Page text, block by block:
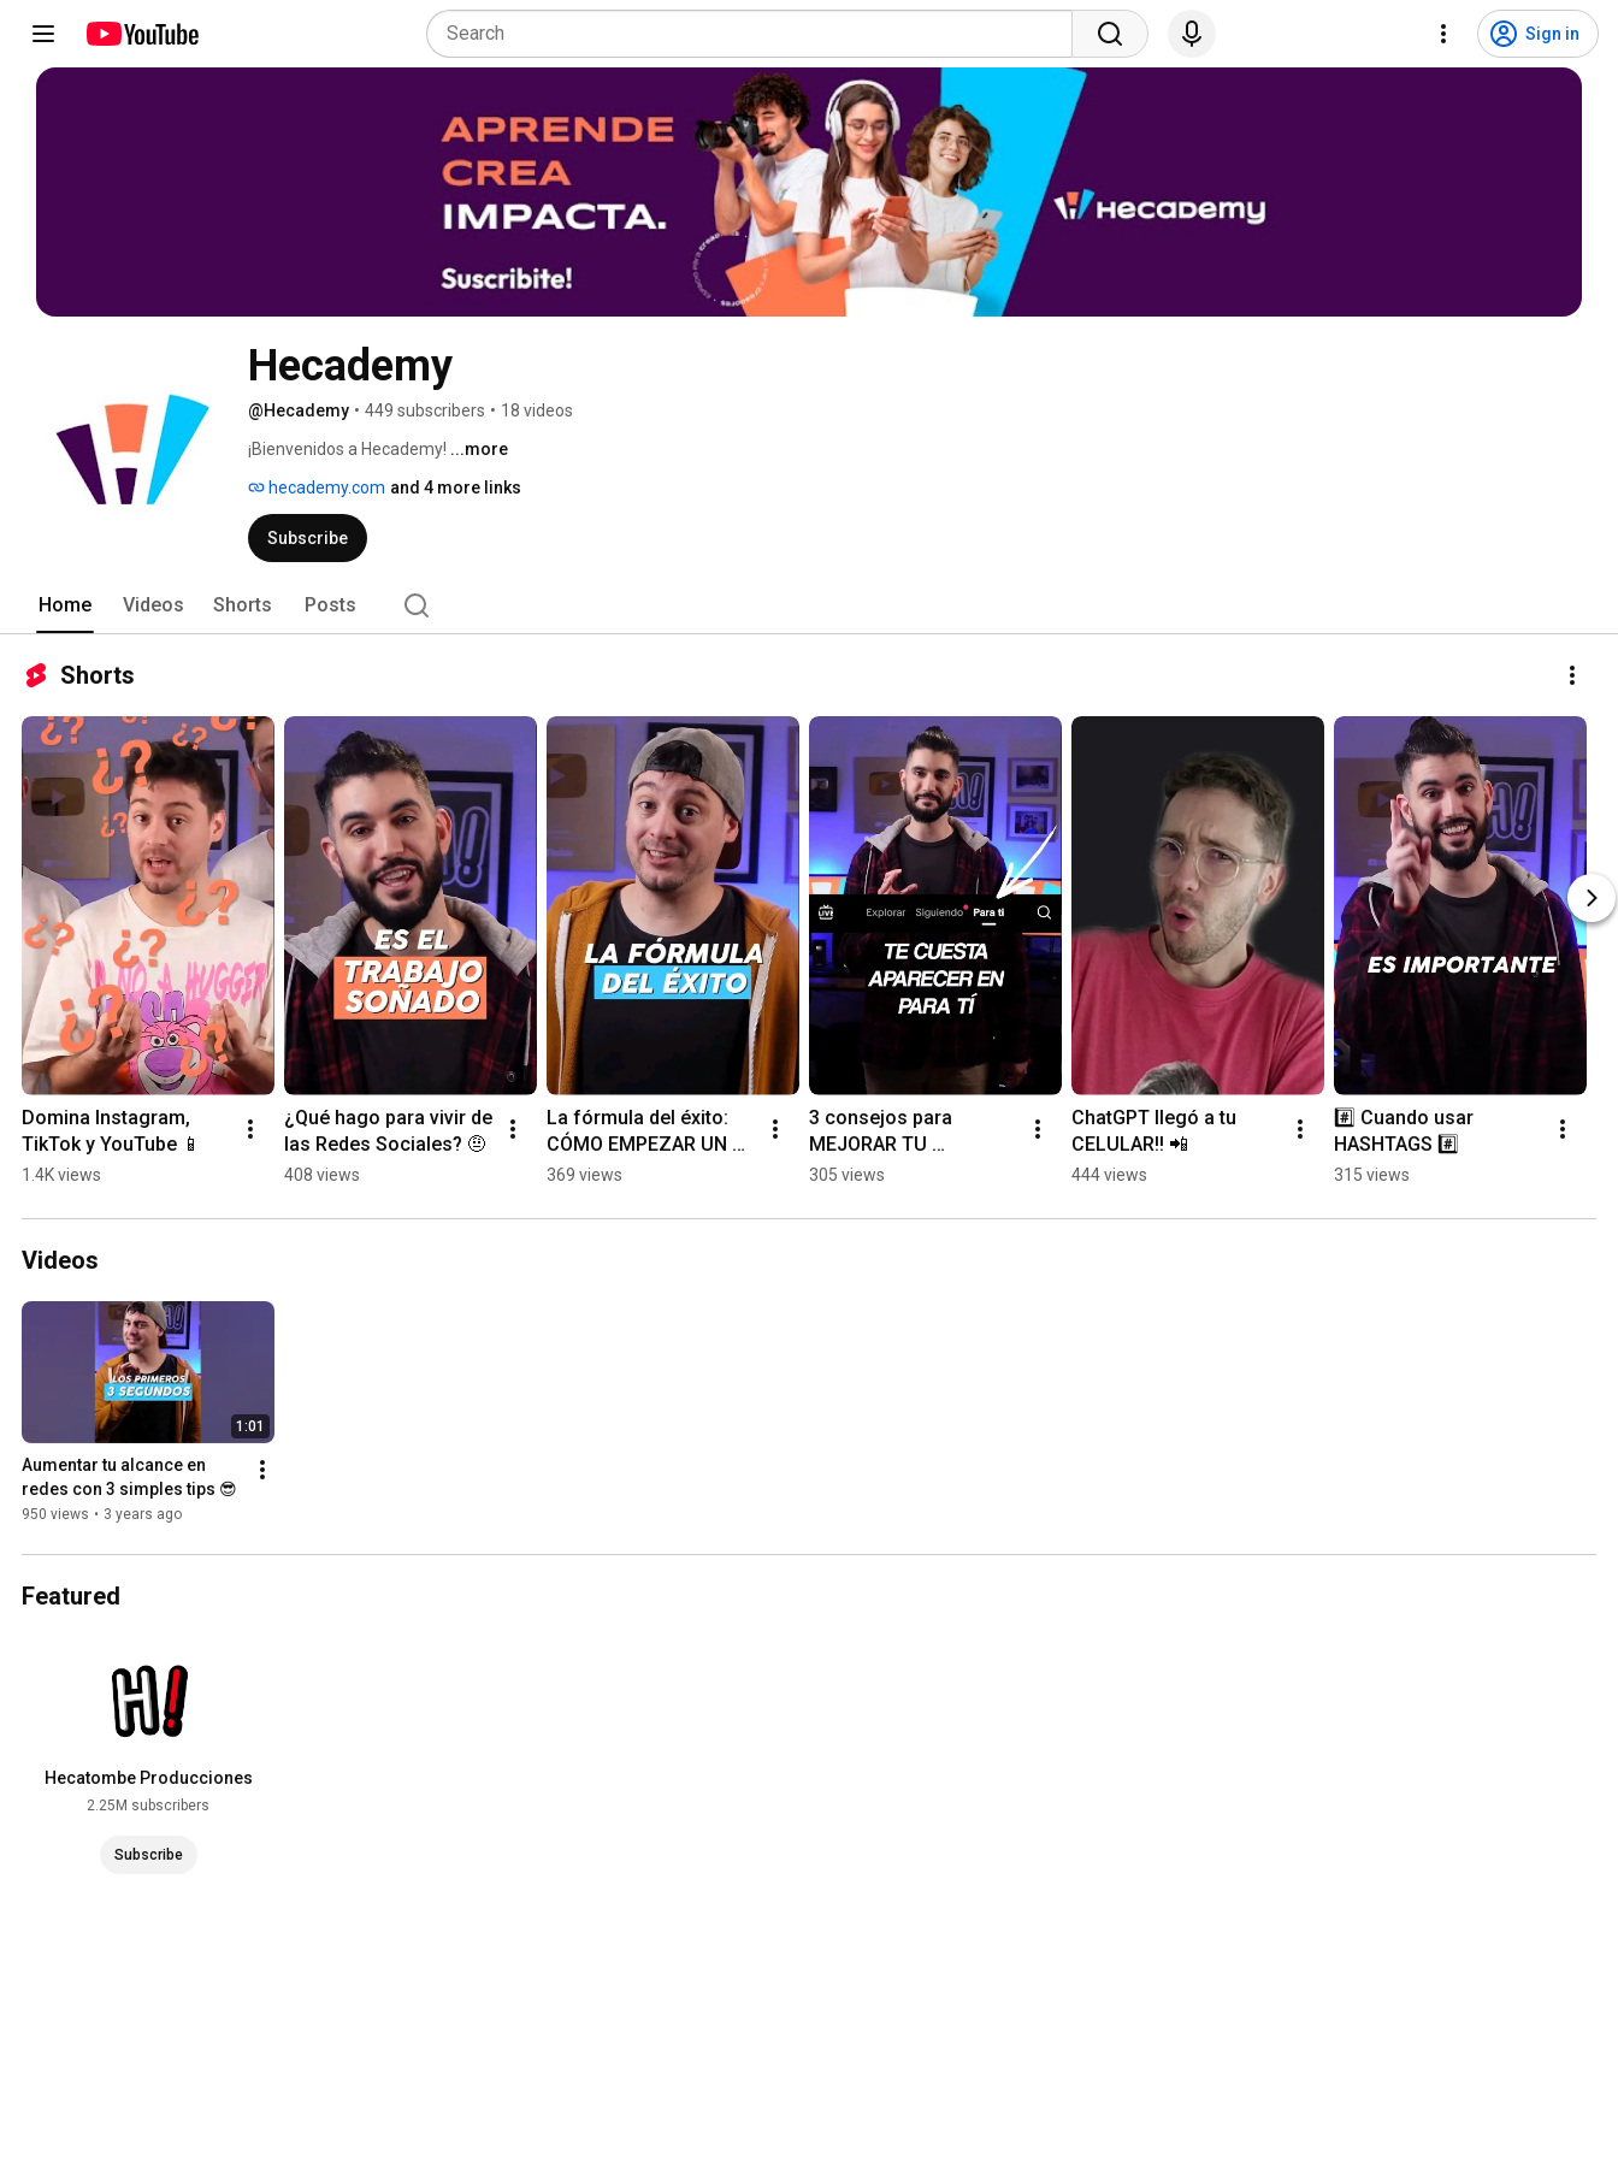
Sign in
Hecademy
@Hecademy • 449 subscribers • 18 videos
¡Bienvenidos a Hecademy! ...more
hecademy.com and 4 more links
Subscribe
Home Videos Shorts Posts
Shorts
Domina Instagram,
TikTok y YouTube 📱
1.4K views
¿Qué hago para vivir de
las Redes Sociales? 🤨
408 views
La fórmula del éxito:
CÓMO EMPEZAR UN
VIDEO 🎥
369 views
3 consejos para
MEJORAR TU
RENDIMIENTO 📊
305 views
ChatGPT llegó a tu
CELULAR!! 📲
444 views
#️⃣ Cuando usar
HASHTAGS #️⃣
315 views
Videos
1:01
Aumentar tu alcance en
redes con 3 simples tips 😎
950 views • 3 years ago
Featured
Hecatombe Producciones
2.25M subscribers
Subscribe